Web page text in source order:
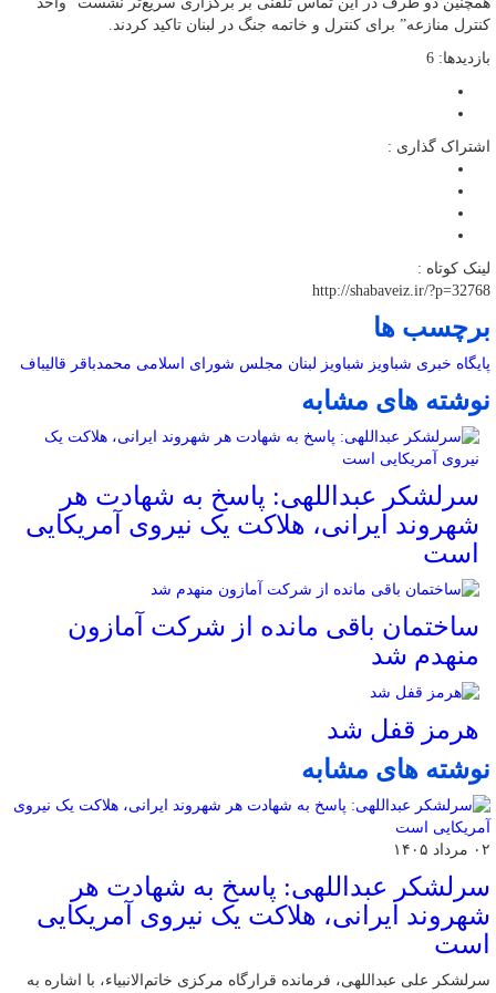
کنترل منازعه” برای کنترل و خاتمه جنگ در لبنان تاکید کردند.
بازدیدها: 6
اشتراک گذاری :
لینک کوتاه :
http://shabaveiz.ir/?p=32768
برچسب ها
پایگاه خبری شباویز شباویز لبنان مجلس شورای اسلامی محمدباقر قالیباف
نوشته های مشابه
سرلشکر عبداللهی: پاسخ به شهادت هر
شهروند ایرانی، هلاکت یک نیروی آمریکایی
است
ساختمان باقی مانده از شرکت آمازون
منهدم شد
هرمز قفل شد
نوشته های مشابه
۰۲ مرداد ۱۴۰۵
سرلشکر عبداللهی: پاسخ به شهادت هر
شهروند ایرانی، هلاکت یک نیروی آمریکایی
است
سرلشکر علی عبداللهی، فرمانده قرارگاه مرکزی خاتم‌الانبیاء، با اشاره به